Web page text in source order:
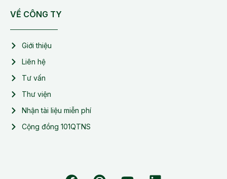
VỀ CÔNG TY
Giới thiệu
Liên hệ
Tư vấn
Thư viện
Nhận tài liệu miễn phí
Cộng đồng 101QTNS